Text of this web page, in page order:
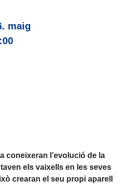
maig
coneixeran l’evolució de la
els vaixells en les seves
crearan el seu propi aparell